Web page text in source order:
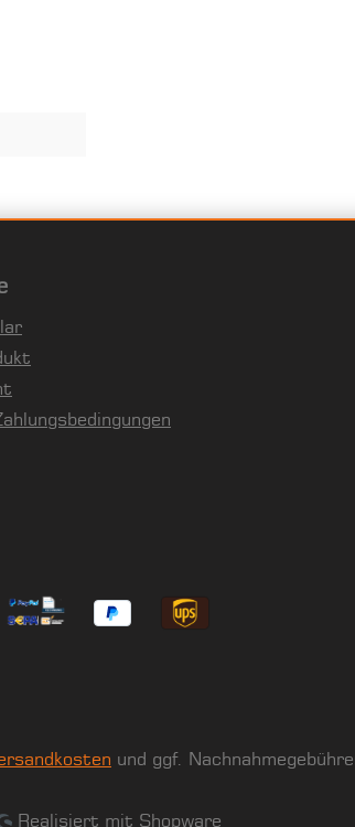
und ggf.
Realisiert mit Shopware